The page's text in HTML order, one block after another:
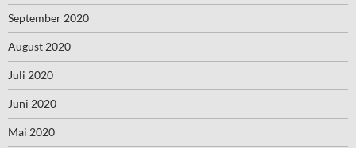
September 2020
August 2020
Juli 2020
Juni 2020
Mai 2020